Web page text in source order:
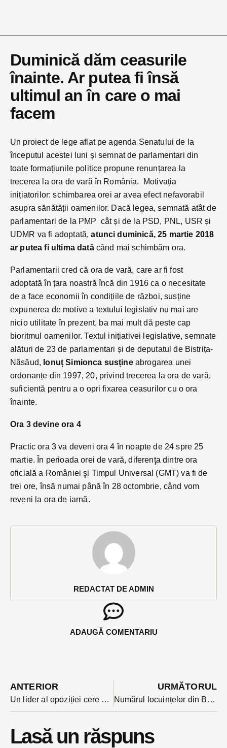
Duminică dăm ceasurile
înainte. Ar putea fi însă
ultimul an în care o mai
facem
REDACTAT DE ADMIN
ADAUGĂ COMENTARIU
Un proiect de lege aflat pe agenda Senatului de la
începutul acestei luni și semnat de parlamentari din
toate formațiunile politice propune renunțarea la
trecerea la ora de vară în România. Motivația
inițiatorilor: schimbarea orei ar avea efect nefavorabil
asupra sănătății oamenilor. Dacă legea, semnată atât de
parlamentari de la PMP cât și de la PSD, PNL, USR și
UDMR va fi adoptată,atunci duminică, 25 martie 2018
ar putea fi ultima datăcând mai schimbăm ora.
Parlamentarii cred că ora de vară, care ar fi fost
adoptată în țara noastră încă din 1916 ca o necesitate
de a face economii în condițiile de război, susține
expunerea de motive a textului legislativ nu mai are
nicio utilitate în prezent, ba mai mult dă peste cap
bioritmul oamenilor. Textul inițiativei legislative, semnate
alături de 23 de parlamentari și de deputatul de Bistrița-
Năsăud, Ionuț Simionca susțineabrogarea unei
ordonanțe din 1997, 20, privind trecerea la ora de vară,
suficientă pentru a o opri fixarea ceasurilor cu o ora
înainte.
Ora 3 devine ora 4
Practic ora 3 va deveni ora 4 în noapte de 24 spre 25
martie. În perioada orei de vară, diferenţa dintre ora
oficială a României şi Timpul Universal (GMT) va fi de
trei ore, însă numai până în 28 octombrie, când vom
reveni la ora de iarnă.
ANTERIOR
Un lider al opoziției cere campus universitar în Parcul Industrial. Zice că oricum investiția de acolo a eșuat
URMĂTORUL
Numărul locuințelor din Bistrița-Năsăud a crescut cu puțin peste 25% în 26 de ani. Suntem campioni la proprietate privată
Lasă un răspuns